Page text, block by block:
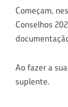
Começam,
Conselhos
Ao fazer a
suplente.